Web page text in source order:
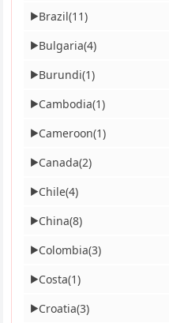
▶Brazil(11)
▶Bulgaria(4)
▶Burundi(1)
▶Cambodia(1)
▶Cameroon(1)
▶Canada(2)
▶Chile(4)
▶China(8)
▶Colombia(3)
▶Costa(1)
▶Croatia(3)